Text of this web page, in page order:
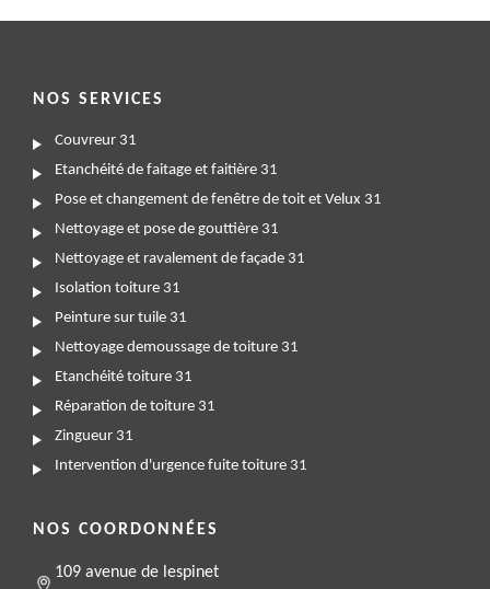
NOS SERVICES
Couvreur 31
Etanchéité de faitage et faitière 31
Pose et changement de fenêtre de toit et Velux 31
Nettoyage et pose de gouttière 31
Nettoyage et ravalement de façade 31
Isolation toiture 31
Peinture sur tuile 31
Nettoyage demoussage de toiture 31
Etanchéité toiture 31
Réparation de toiture 31
Zingueur 31
Intervention d'urgence fuite toiture 31
NOS COORDONNÉES
109 avenue de lespinet